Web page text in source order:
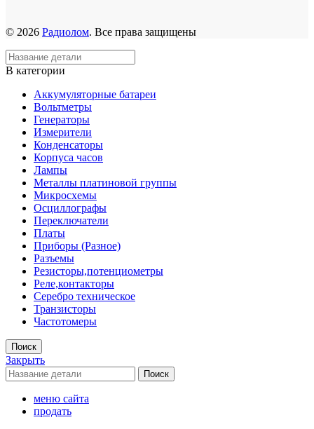
© 2026 Радиолом. Все права защищены
В категории
Аккумуляторные батареи
Вольтметры
Генераторы
Измерители
Конденсаторы
Корпуса часов
Лампы
Металлы платиновой группы
Микросхемы
Осциллографы
Переключатели
Платы
Приборы (Разное)
Разъемы
Резисторы,потенциометры
Реле,контакторы
Серебро техническое
Транзисторы
Частотомеры
Поиск
Закрыть
Поиск
меню сайта
продать